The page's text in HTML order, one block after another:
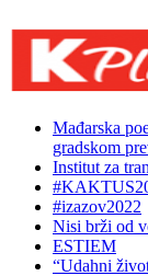
Mađarska
gradskom
Institut za
#izazov2022
Nisi brži od
ESTIEM
“Udahni